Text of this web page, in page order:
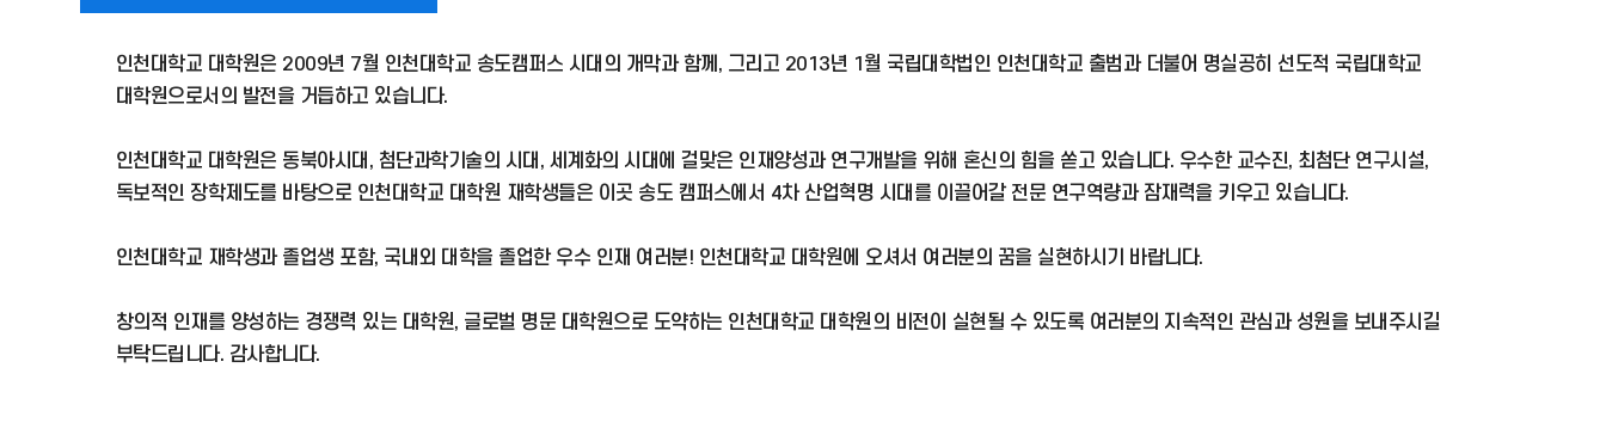
인천대학교 대학원은 2009년 7월 인천대학교 송도캠퍼스 시대의 개막과 함께, 그리고 2013년 1월 국립대학법인 인천대학교 출범과 더불어 명실공히 선도적 국립대학교
대학원으로서의 발전을 거듭하고 있습니다.
인천대학교 대학원은 동북아시대, 첨단과학기술의 시대, 세계화의 시대에 걸맞은 인재양성과 연구개발을 위해 혼신의 힘을 쏟고 있습니다. 우수한 교수진, 최첨단 연구시설,
독보적인 장학제도를 바탕으로 인천대학교 대학원 재학생들은 이곳 송도 캠퍼스에서 4차 산업혁명 시대를 이끌어갈 전문 연구역량과 잠재력을 키우고 있습니다.
인천대학교 재학생과 졸업생 포함, 국내외 대학을 졸업한 우수 인재 여러분! 인천대학교 대학원에 오셔서 여러분의 꿈을 실현하시기 바랍니다.
창의적 인재를 양성하는 경쟁력 있는 대학원, 글로벌 명문 대학원으로 도약하는 인천대학교 대학원의 비전이 실현될 수 있도록 여러분의 지속적인 관심과 성원을 보내주시길
부탁드립니다. 감사합니다.